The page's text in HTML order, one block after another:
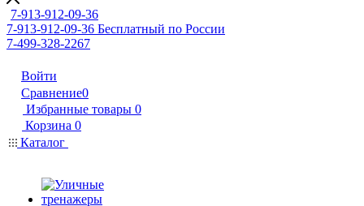
7-913-912-09-36
7-913-912-09-36 Бесплатный по России
7-499-328-2267
Войти
Сравнение0
Избранные товары 0
Корзина 0
Каталог